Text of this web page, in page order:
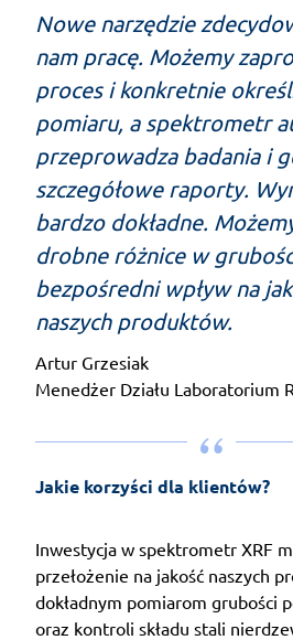
Nowe narzędzie
nam pracę. Możemy
proces i konkretnie
pomiaru, a spektrometr
przeprowadza badania i
szczegółowe raporty.
bardzo dokładne.
drobne różnice w
bezpośredni wpływ na
naszych produktów.
Artur Grzesiak
Menedżer Działu Laboratorium
Jakie korzyści dla klientów?
Inwestycja w spektrometr XRF
przełożenie na jakość naszych
dokładnym pomiarom grubości
oraz kontroli składu stali